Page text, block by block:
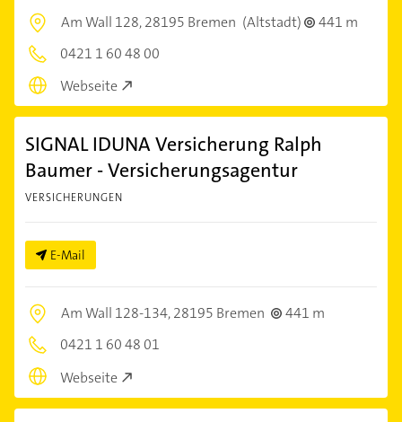
Am Wall 128,28195 Bremen (Altstadt)
441 m
0421 1 60 48 00
Webseite
SIGNAL IDUNA Versicherung Ralph
Baumer - Versicherungsagentur
VERSICHERUNGEN
E-Mail
Am Wall 128-134,28195 Bremen
441 m
0421 1 60 48 01
Webseite